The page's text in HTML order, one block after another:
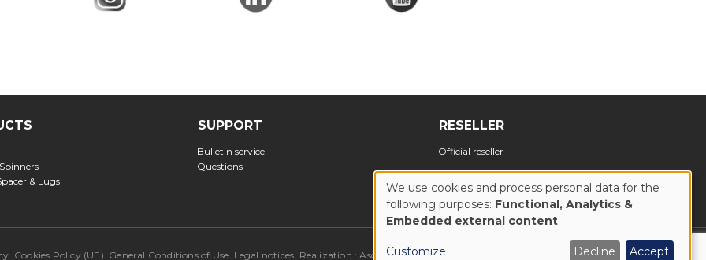
& Lugs
SUPPORT
Bulletin service
Questions
RESELLER
Official reseller
Cookies Policy (UE) General Conditions of Use Legal notices Realization : Ascomedia
USE
OF
We use cookies and process personal data for the
following purposes: Functional, Analytics &
Embedded external content.
Customize Decline Accept